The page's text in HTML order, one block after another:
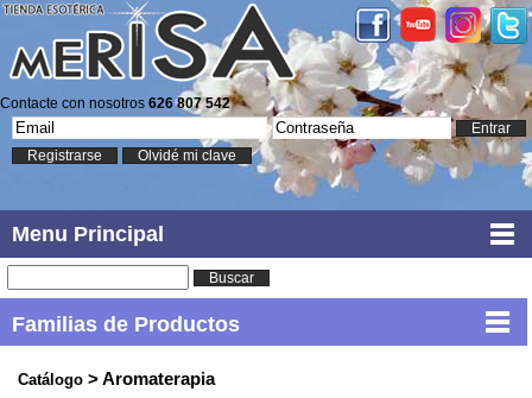
Contacte con nosotros 626 807 542
Entrar
Registrarse
Olvidé mi clave
Menu Principal
Buscar
Familias de Productos
Catálogo > Aromaterapia